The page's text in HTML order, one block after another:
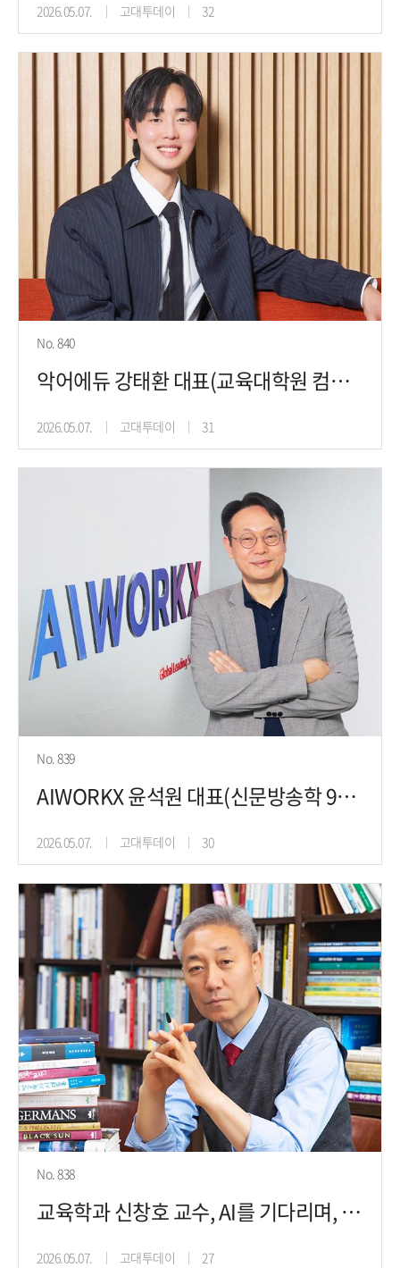
2026.05.07. 고대투데이 32
No. 840
악어에듀 강태환 대표(교육대학원 컴퓨터교육학 22), 정답 대신 힌트를
2026.05.07. 고대투데이 31
No. 839
AIWORKX 윤석원 대표(신문방송학 94), '다름'
2026.05.07. 고대투데이 30
No. 838
교육학과 신창호 교수, AI를 기다리며, 그와의 감응을 향한 부끄러운 단
2026.05.07. 고대투데이 27